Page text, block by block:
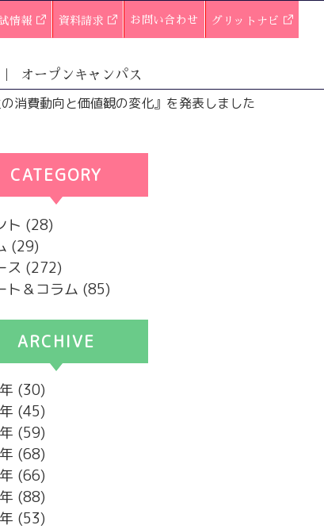
情報 資料請求 お問い合わせ グリットナビ
オープンキャンパス
消費動向と価値観の変化』を発表しました
CATEGORY
リー
ト (28)
(29)
ス (272)
ト＆コラム (85)
ARCHIVE
(30)
(45)
(59)
(68)
(66)
(88)
(53)